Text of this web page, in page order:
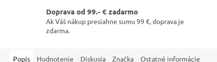
Doprava od 99.- € zadarmo
Ak Váš nákup presiahne sumu 99 €, doprava je
zdarma.
Popis Hodnotenie Diskusia Značka Ostatné informácie